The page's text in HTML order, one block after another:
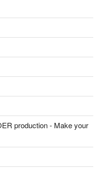
production - Make your